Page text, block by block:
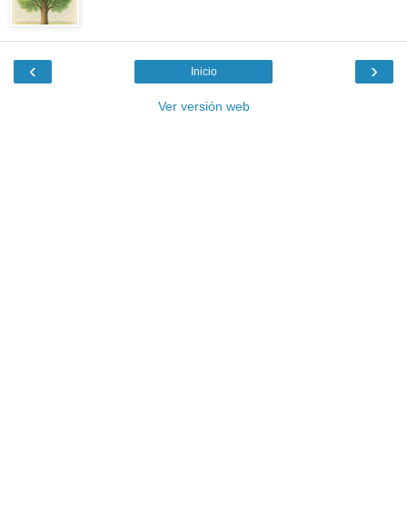
‹ ›
Inicio
Ver versión web